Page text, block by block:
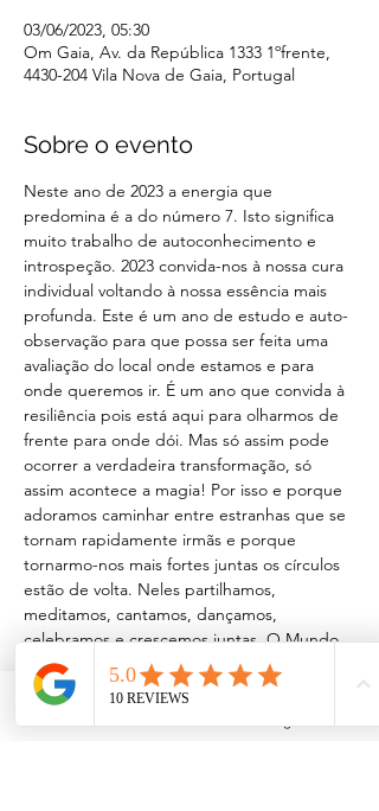
03/06/2023, 05:30
Om Gaia, Av. da República 1333 1ºfrente,
4430-204 Vila Nova de Gaia, Portugal
Sobre o evento
Neste ano de 2023 a energia que
predomina é a do número 7. Isto significa
muito trabalho de autoconhecimento e
introspeção. 2023 convida-nos à nossa cura
individual voltando à nossa essência mais
profunda. Este é um ano de estudo e auto-
observação para que possa ser feita uma
avaliação do local onde estamos e para
onde queremos ir. É um ano que convida à
resiliência pois está aqui para olharmos de
frente para onde dói. Mas só assim pode
ocorrer a verdadeira transformação, só
assim acontece a magia! Por isso e porque
adoramos caminhar entre estranhas que se
tornam rapidamente irmãs e porque
tornarmo-nos mais fortes juntas os círculos
estão de volta. Neles partilhamos,
meditamos, cantamos, dançamos,
celebramos e crescemos juntas. O Mundo
precisa desta energia feminina mais do que
nunca. Cada círculo é único e guiado pela